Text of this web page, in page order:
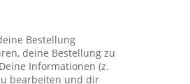
Bestellung
deine Bestellung zu
Informationen (z.
bearbeiten und dir